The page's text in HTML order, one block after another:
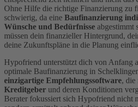
Ohne Hilfe die richtige Finanzierung zu
schwierig, da eine Baufinanzierung
Wünsche und Bedürfnisse abgestimmt
müssen dein finanzieller Hintergrund,
deine Zukunftspläne in die Planung
Hypofriend unterstützt dich von Anfang
optimale Baufinanzierung in
einzigartige Empfehlungssoftware, die
Kreditgeber und deren Konditionen
Berater fokussiert sich Hypofriend nicht